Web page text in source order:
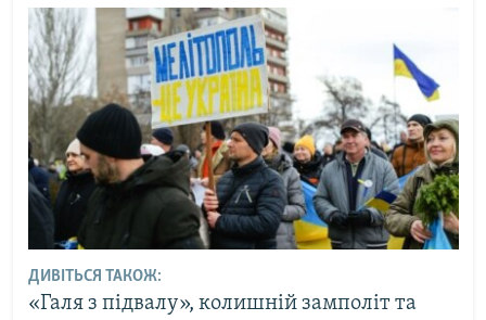
ДИВІТЬСЯ ТАКОЖ:
«Галя з підвалу», колишній замполіт та